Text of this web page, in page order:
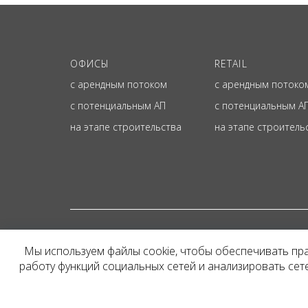
ОФИСЫ
с арендным потоком
с потенциальным АП
на этапе строительства
RETAIL
с арендным
с потенциальным
на этапе
Представленная на
и не является
Мы используем файлы cookie, чтобы обеспечивать
работу функций социальных сетей и анализировать